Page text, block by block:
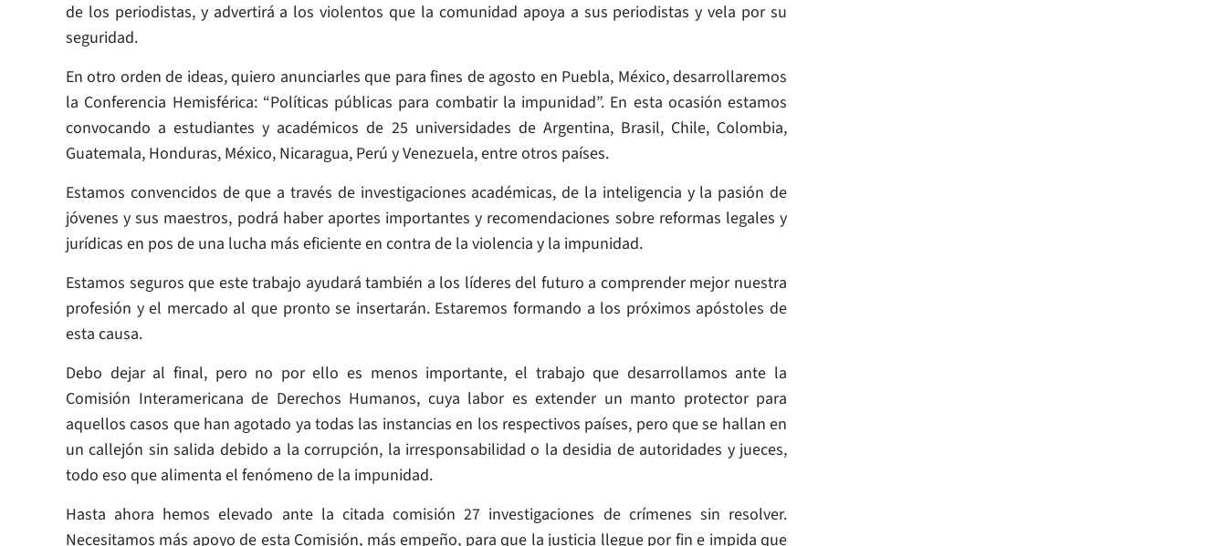
de los periodistas, y advertirá a los violentos que la comunidad apoya a sus periodistas y vela por su
seguridad.
En otro orden de ideas, quiero anunciarles que para fines de agosto en Puebla, México, desarrollaremos
la Conferencia Hemisférica: “Políticas públicas para combatir la impunidad”. En esta ocasión estamos
convocando a estudiantes y académicos de 25 universidades de Argentina, Brasil, Chile, Colombia,
Guatemala, Honduras, México, Nicaragua, Perú y Venezuela, entre otros países.
Estamos convencidos de que a través de investigaciones académicas, de la inteligencia y la pasión de
jóvenes y sus maestros, podrá haber aportes importantes y recomendaciones sobre reformas legales y
jurídicas en pos de una lucha más eficiente en contra de la violencia y la impunidad.
Estamos seguros que este trabajo ayudará también a los líderes del futuro a comprender mejor nuestra
profesión y el mercado al que pronto se insertarán. Estaremos formando a los próximos apóstoles de
esta causa.
Debo dejar al final, pero no por ello es menos importante, el trabajo que desarrollamos ante la
Comisión Interamericana de Derechos Humanos, cuya labor es extender un manto protector para
aquellos casos que han agotado ya todas las instancias en los respectivos países, pero que se hallan en
un callejón sin salida debido a la corrupción, la irresponsabilidad o la desidia de autoridades y jueces,
todo eso que alimenta el fenómeno de la impunidad.
Hasta ahora hemos elevado ante la citada comisión 27 investigaciones de crímenes sin resolver.
Necesitamos más apoyo de esta Comisión, más empeño, para que la justicia llegue por fin e impida que